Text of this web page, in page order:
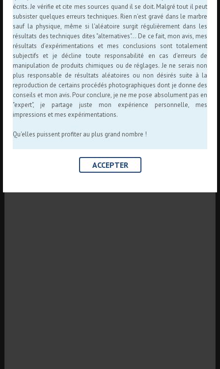
écrits. Je vérifie et cite mes sources quand il se doit. Malgré tout il peut
subsister quelques erreurs techniques. Rien n'est gravé dans le marbre
sauf la physique, même si l'aléatoire surgit régulièrement dans les
résultats des techniques dites "alternatives"... De ce fait, mon avis, mes
résultats d’expérimentations et mes conclusions sont totalement
subjectifs et je décline toute responsabilité en cas d'erreurs de
manipulation de produits chimiques ou de réglages. Je ne serais non
plus responsable de résultats aléatoires ou non désirés suite à la
reproduction de certains procédés photographiques dont je donne des
conseils et mon avis. Pour conclure, je ne me pose absolument pas en
"expert", je partage juste mon expérience personnelle, mes
impressions et mes expérimentations.
Qu'elles puissent profiter au plus grand nombre !
ACCEPTER